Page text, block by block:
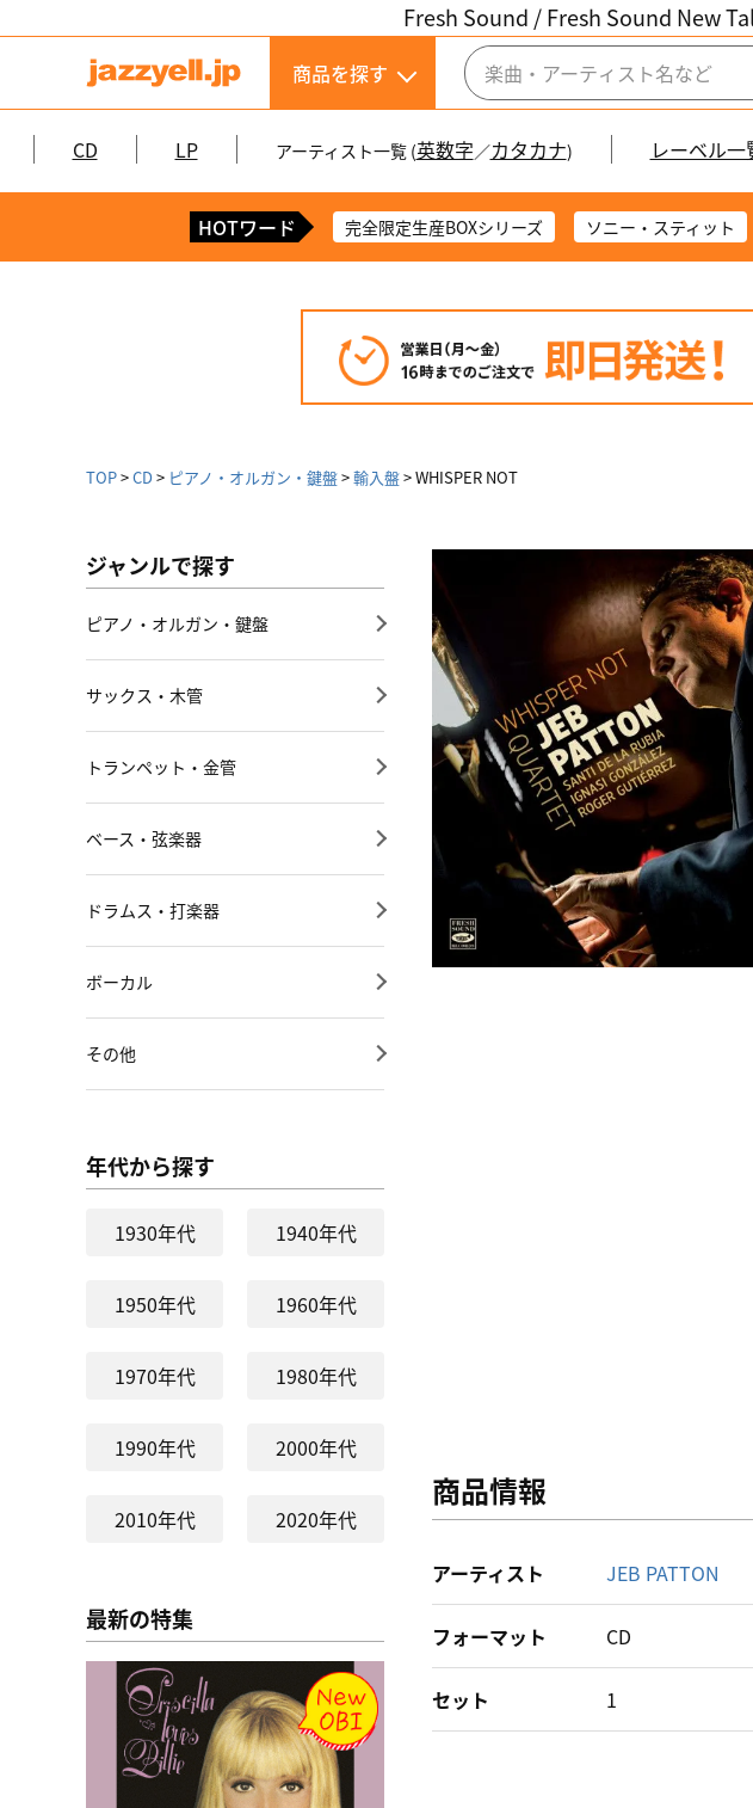
Fresh Sound / Fresh Sound New
商品を探す
CD LP アーティスト一覧 (英数字／カタカナ) レーベル一
HOTワード 完全限定生産BOXシリーズ ソニー・スティット
TOP CD ピアノ・オルガン・鍵盤 輸入盤 WHISPER NOT
ジャンルで探す
ピアノ・オルガン・鍵盤
サックス・木管
トランペット・金管
ベース・弦楽器
ドラムス・打楽器
ボーカル
その他
年代から探す
1930年代 1940年代
1950年代 1960年代
1970年代 1980年代
1990年代 2000年代
2010年代 2020年代
最新の特集
商品情報
アーティスト JEB PATTON
フォーマット CD
セット 1